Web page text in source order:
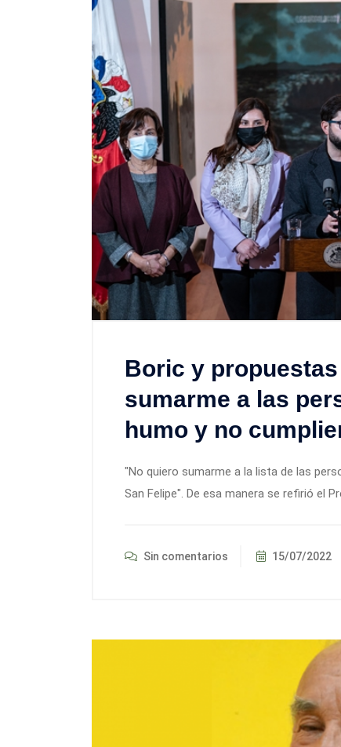
Boric y
sumarme a las
humo y no
"No quiero sumarme a la lista de las
San Felipe". De esa manera se refirió el
Sin comentarios 15/07/2022